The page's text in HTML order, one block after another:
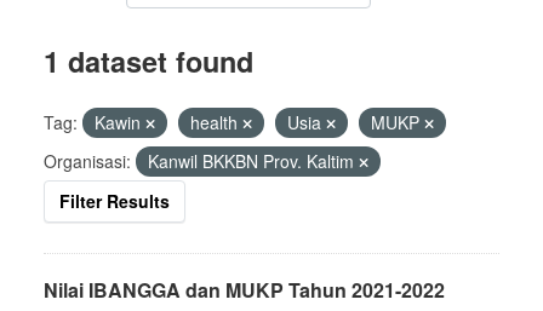
1 dataset found
Tag: Kawin health Usia
MUKP
Organisasi:
Kanwil BKKBN Prov. Kaltim
Filter Results
Nilai IBANGGA dan MUKP Tahun 2021-2022